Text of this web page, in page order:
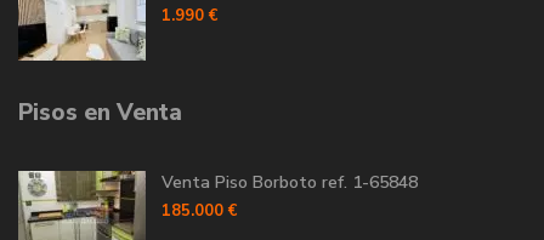
1.990 €
Pisos en Venta
Venta Piso Borboto ref. 1-65848
185.000 €